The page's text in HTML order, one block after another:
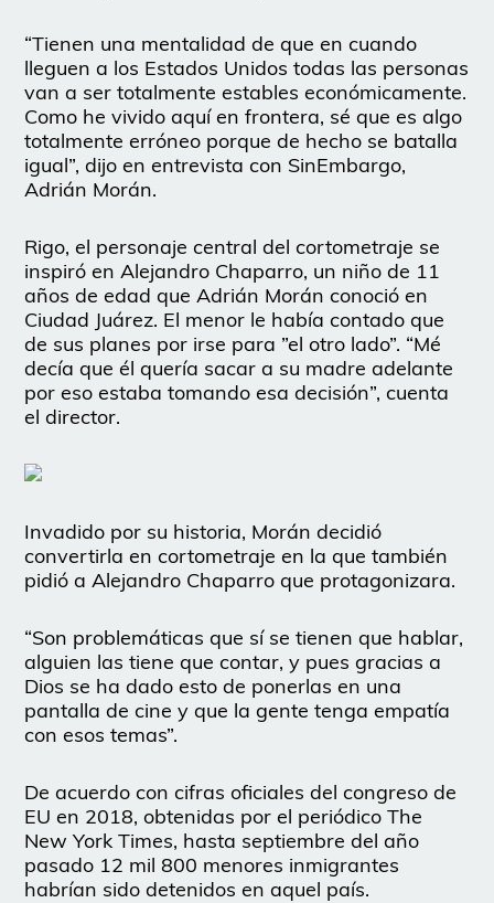
“Tienen una mentalidad de que en cuando
lleguen a los Estados Unidos todas las personas
van a ser totalmente estables económicamente.
Como he vivido aquí en frontera, sé que es algo
totalmente erróneo porque de hecho se batalla
igual”, dijo en entrevista con SinEmbargo,
Adrián Morán.
Rigo, el personaje central del cortometraje se
inspiró en Alejandro Chaparro, un niño de 11
años de edad que Adrián Morán conoció en
Ciudad Juárez. El menor le había contado que
de sus planes por irse para ”el otro lado”. “Mé
decía que él quería sacar a su madre adelante
por eso estaba tomando esa decisión”, cuenta
el director.
Invadido por su historia, Morán decidió
convertirla en cortometraje en la que también
pidió a Alejandro Chaparro que protagonizara.
“Son problemáticas que sí se tienen que hablar,
alguien las tiene que contar, y pues gracias a
Dios se ha dado esto de ponerlas en una
pantalla de cine y que la gente tenga empatía
con esos temas”.
De acuerdo con cifras oficiales del congreso de
EU en 2018, obtenidas por el periódico The
New York Times, hasta septiembre del año
pasado 12 mil 800 menores inmigrantes
habrían sido detenidos en aquel país.